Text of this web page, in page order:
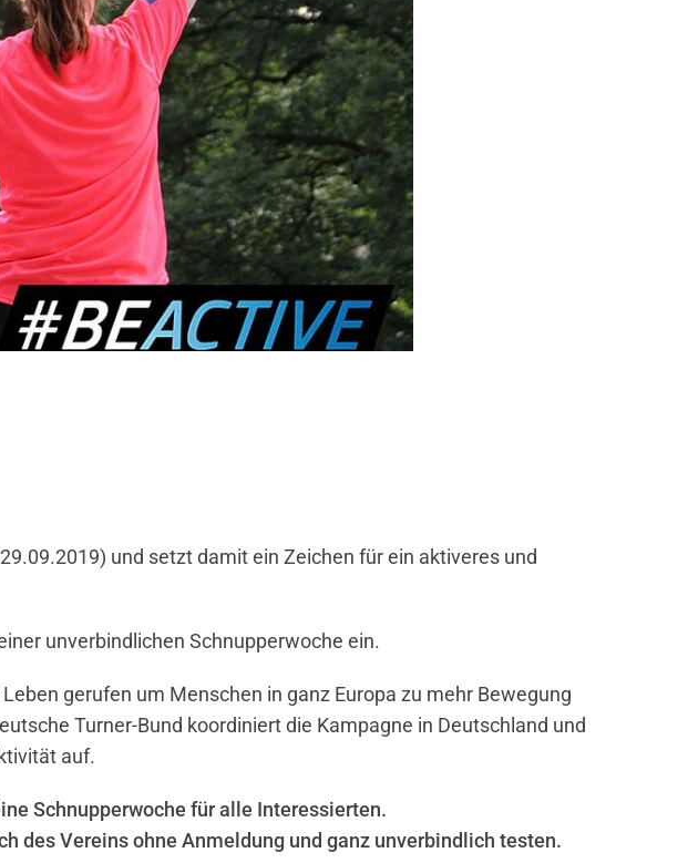
und setzt damit ein Zeichen für ein aktiveres und
unverbindlichen Schnupperwoche ein.
gerufen um Menschen in ganz Europa zu mehr Bewegung
Turner-Bund koordiniert die Kampagne in Deutschland und
auf.
Schnupperwoche für alle Interessierten.
des Vereins ohne Anmeldung und ganz unverbindlich testen.